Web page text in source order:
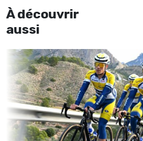
À découvrir
aussi